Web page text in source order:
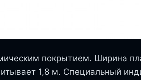
покрытием. Ширина
1,8 м. Специальный